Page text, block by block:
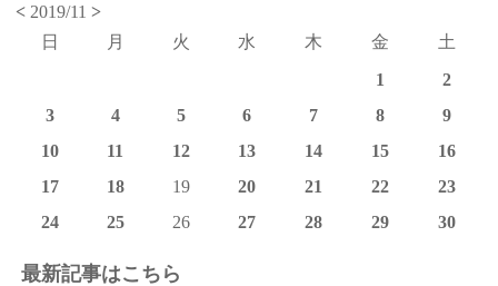
< 2019/11>
日
月 火 水 木 金
土
1
2
3
4 5 6 7 8
9
10
11 12 13 14 15
16
17
18 19 20 21 22
23
24
25 26 27 28 29 30
最新記事はこちら